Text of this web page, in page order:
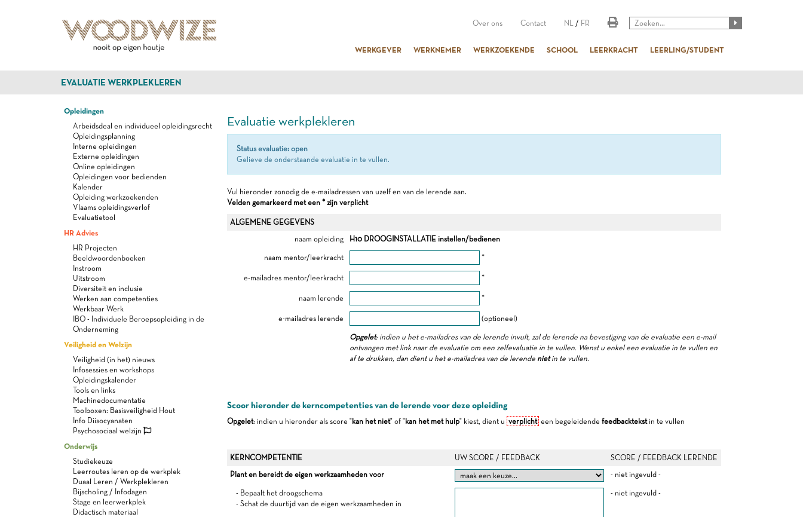
Over ons Contact NL / FR
WERKGEVER WERKNEMER WERKZOEKENDE SCHOOL LEERKRACHT LEERLING/STUDENT
EVALUATIE WERKPLEKLEREN
Opleidingen
Arbeidsdeal en individueel opleidingsrecht
Opleidingsplanning
Interne opleidingen
Externe opleidingen
Online opleidingen
Opleidingen voor bedienden
Kalender
Opleiding werkzoekenden
Vlaams opleidingsverlof
Evaluatietool
HR Advies
HR Projecten
Beeldwoordenboeken
Instroom
Uitstroom
Diversiteit en inclusie
Werken aan competenties
Werkbaar Werk
IBO - Individuele Beroepsopleiding in de
Onderneming
Veiligheid en Welzijn
Veiligheid (in het) nieuws
Infosessies en workshops
Opleidingskalender
Tools en links
Machinedocumentatie
Toolboxen: Basisveiligheid Hout
Info Diisocyanaten
Psychosociaal welzijn
Onderwijs
Studiekeuze
Leerroutes leren op de werkplek
Duaal Leren / Werkplekleren
Bijscholing / Infodagen
Stage en leerwerkplek
Didactisch materiaal
Evaluatie werkplekleren
Status evaluatie: open
Gelieve de onderstaande evaluatie in te vullen.
Vul hieronder zonodig de e-mailadressen van uzelf en van de lerende aan.
Velden gemarkeerd met een * zijn verplicht
ALGEMENE GEGEVENS
naam opleiding
H10 DROOGINSTALLATIE instellen/bedienen
naam mentor/leerkracht *
e-mailadres mentor/leerkracht *
naam lerende *
e-mailadres lerende (optioneel)
Opgelet: indien u het e-mailadres van de lerende invult, zal de lerende na bevestiging van de evaluatie een e-mail
ontvangen met link naar de evaluatie om een zelfevaluatie in te vullen. Wenst u enkel een evaluatie in te vullen en
af te drukken, dan dient u het e-mailadres van de lerende nietin te vullen.
Scoor hieronder de kerncompetenties van de lerende voor deze opleiding
Opgelet: indien u hieronder als score "kan het niet" of "kan het met hulp" kiest, dient u verplichteen begeleidende feedbacktekstin te vullen
KERNCOMPETENTIE UW SCORE / FEEDBACK
SCORE / FEEDBACK LERENDE
Plant en bereidt de eigen werkzaamheden voor
- niet ingevuld -
- Bepaalt het droogschema
- Schat de duurtijd van de eigen werkzaamheden in
- niet ingevuld -